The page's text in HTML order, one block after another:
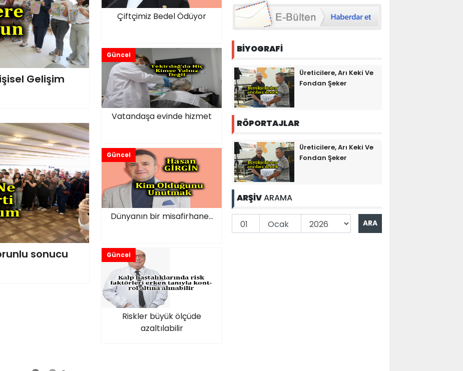
Gelişim
Çiftçimiz Bedel Ödüyor
Güncel
Vatandaşa evinde hizmet
sonucu
Güncel
Dünyanın bir misafirhane...
Güncel
Riskler büyük ölçüde
azaltılabilir
BİYOGRAFİ
Üreticilere, Arı Keki Ve
Fondan Şeker
RÖPORTAJLAR
Üreticilere, Arı Keki Ve
Fondan Şeker
ARŞİVARAMA